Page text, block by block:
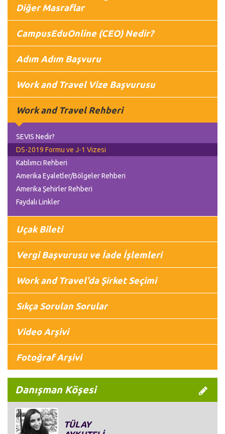
Diğer Masraflar
CampusEduOnline (CEO) Nedir?
Adım Adım Başvuru
Work and Travel Vize Başvurusu
Work and Travel Rehberi
SEVIS Nedir?
DS-2019 Formu ve J-1 Vizesi
Katılımcı Rehberi
Amerika Eyaletler/Bölgeler Rehberi
Amerika Şehirler Rehberi
Faydalı Linkler
Uçak Bileti
Vergi Başvurusu ve İade İşlemleri
Work and Travel'da Şirket Seçimi
Sıkça Sorulan Sorular
Video Arşivi
Fotoğraf Arşivi
Danışman Köşesi
TÜLAY